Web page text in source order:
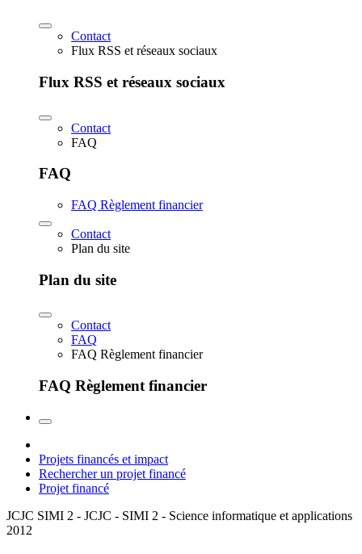
Contact
Flux RSS et réseaux sociaux
Flux RSS et réseaux sociaux
Contact
FAQ
FAQ
FAQ Règlement financier
Contact
Plan du site
Plan du site
Contact
FAQ
FAQ Règlement financier
FAQ Règlement financier
Projets financés et impact
Rechercher un projet financé
Projet financé
JCJC SIMI 2 - JCJC - SIMI 2 - Science informatique et applications
2012